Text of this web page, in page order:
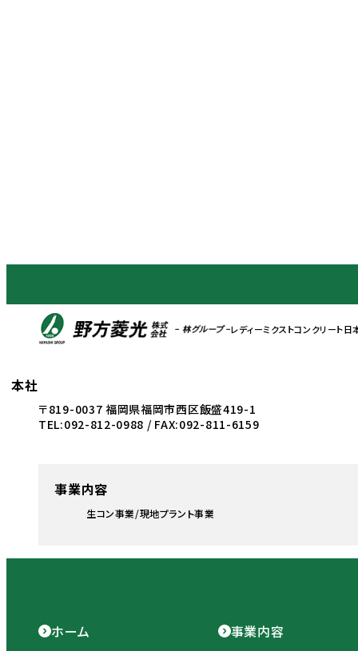
レディーミクストコンクリート日
本社
〒819-0037 福岡県福岡市西区飯盛419-1
TEL:092-812-0988 / FAX:092-811-6159
事業内容
生コン事業 現地プラント事業
ホーム 事業内容